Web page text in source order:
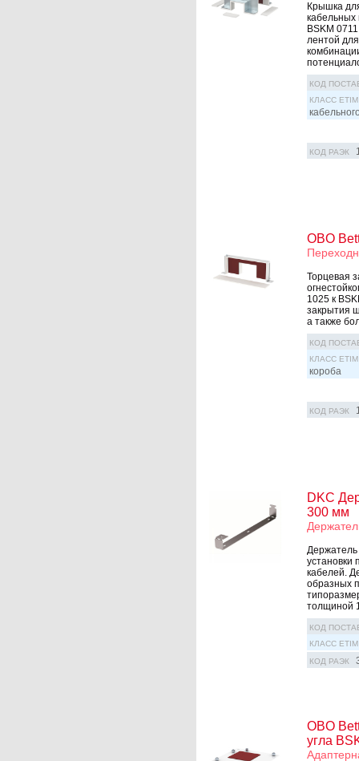
Крышка
кабельных
BSKM
лентой
КОД
КЛАСС ETIM
КОД РАЭК
OBO
Торцевая
1025 к
закрытия
а также
КОД
КЛАСС ETIM
короба
КОД РАЭК
DKC
300 мм
Держатель
установки
кабелей.
образных
толщиной
КОД
КЛАСС ETIM
КОД РАЭК
OBO
угла